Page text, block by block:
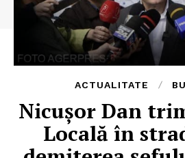
ACTUALITATE
Nicușor Dan
Locală în